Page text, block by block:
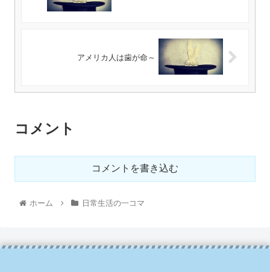
アメリカ人は歯が命～
コメント
コメントを書き込む
ホーム 日常生活の一コマ